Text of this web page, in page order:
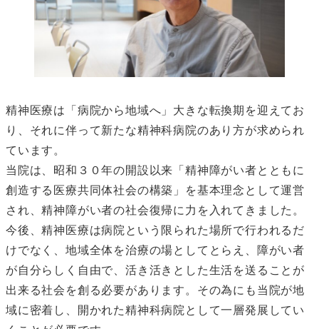
精神医療は「病院から地域へ」大きな転換期を迎えてお
り、それに伴って新たな精神科病院のあり方が求められ
ています。
当院は、昭和３０年の開設以来「精神障がい者とともに
創造する医療共同体社会の構築」を基本理念として運営
され、精神障がい者の社会復帰に力を入れてきました。
今後、精神医療は病院という限られた場所で行われるだ
けでなく、地域全体を治療の場としてとらえ、障がい者
が自分らしく自由で、活き活きとした生活を送ることが
出来る社会を創る必要があります。その為にも当院が地
域に密着し、開かれた精神科病院として一層発展してい